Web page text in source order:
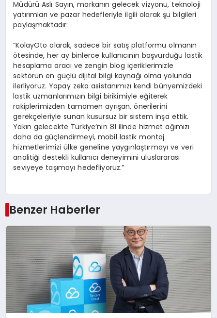
Müdürü Aslı Sayın, markanın gelecek vizyonu, teknoloji
yatırımları ve pazar hedefleriyle ilgili olarak şu bilgileri
paylaşmaktadır:
“KolayOto olarak, sadece bir satış platformu olmanın
ötesinde, her ay binlerce kullanıcının başvurduğu lastik
hesaplama aracı ve zengin blog içeriklerimizle
sektörün en güçlü dijital bilgi kaynağı olma yolunda
ilerliyoruz. Yapay zeka asistanımızı kendi bünyemizdeki
lastik uzmanlarımızın bilgi birikimiyle eğiterek
rakiplerimizden tamamen ayrışan, önerilerini
gerekçeleriyle sunan kusursuz bir sistem inşa ettik.
Yakın gelecekte Türkiye’nin 81 ilinde hizmet ağımızı
daha da güçlendirmeyi, mobil lastik montaj
hizmetlerimizi ülke geneline yaygınlaştırmayı ve veri
analitiği destekli kullanıcı deneyimini uluslararası
seviyeye taşımayı hedefliyoruz.”
Benzer Haberler